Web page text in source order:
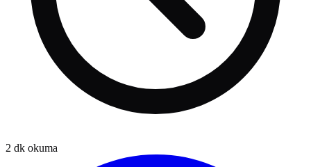
2 dk okuma